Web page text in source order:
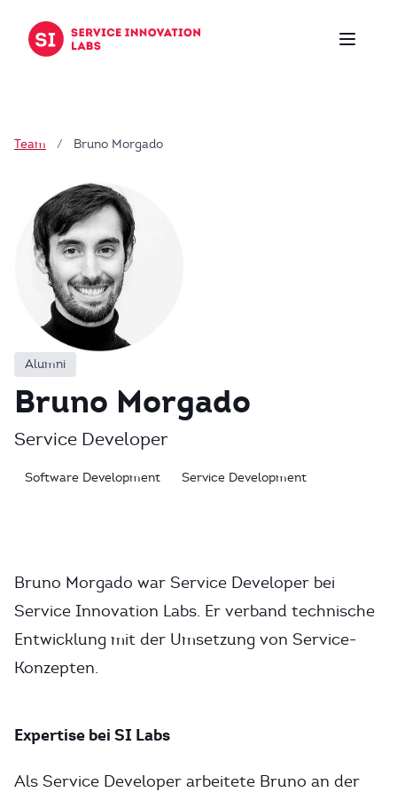
Team / Bruno Morgado
Alumni
Bruno Morgado
Service Developer
Software Development Service Development
Bruno Morgado war Service Developer bei
Service Innovation Labs. Er verband technische
Entwicklung mit der Umsetzung von Service-
Konzepten.
Expertise bei SI Labs
Als Service Developer arbeitete Bruno an der